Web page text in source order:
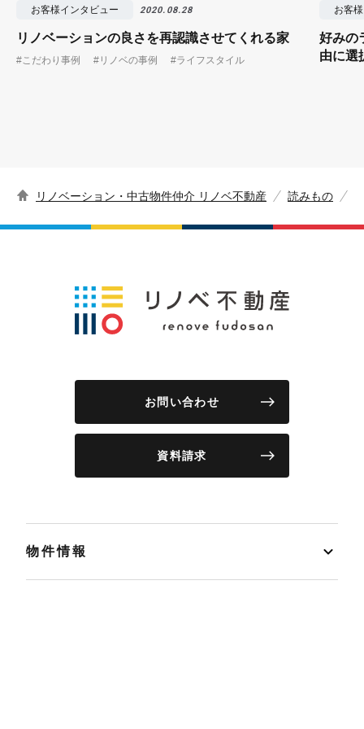
お客様インタビュー 2020.08.28
リノベーションの良さを再認識させてくれる家
#こだわり事例 #リノベの事例 #ライフスタイル
お客
好みの
由に選
リノベーション・中古物件仲介 リノベ不動産 読みもの
お問い合わせ
資料請求
物件情報